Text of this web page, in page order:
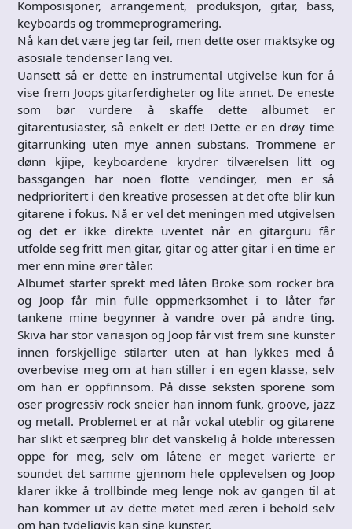
Komposisjoner, arrangement, produksjon, gitar, bass,
keyboards og trommeprogramering.
Nå kan det være jeg tar feil, men dette oser maktsyke og
asosiale tendenser lang vei.
Uansett så er dette en instrumental utgivelse kun for å
vise frem Joops gitarferdigheter og lite annet. De eneste
som bør vurdere å skaffe dette albumet er
gitarentusiaster, så enkelt er det! Dette er en drøy time
gitarrunking uten mye annen substans. Trommene er
dønn kjipe, keyboardene krydrer tilværelsen litt og
bassgangen har noen flotte vendinger, men er så
nedprioritert i den kreative prosessen at det ofte blir kun
gitarene i fokus. Nå er vel det meningen med utgivelsen
og det er ikke direkte uventet når en gitarguru får
utfolde seg fritt men gitar, gitar og atter gitar i en time er
mer enn mine ører tåler.
Albumet starter sprekt med låten Broke som rocker bra
og Joop får min fulle oppmerksomhet i to låter før
tankene mine begynner å vandre over på andre ting.
Skiva har stor variasjon og Joop får vist frem sine kunster
innen forskjellige stilarter uten at han lykkes med å
overbevise meg om at han stiller i en egen klasse, selv
om han er oppfinnsom. På disse seksten sporene som
oser progressiv rock sneier han innom funk, groove, jazz
og metall. Problemet er at når vokal uteblir og gitarene
har slikt et særpreg blir det vanskelig å holde interessen
oppe for meg, selv om låtene er meget varierte er
soundet det samme gjennom hele opplevelsen og Joop
klarer ikke å trollbinde meg lenge nok av gangen til at
han kommer ut av dette møtet med æren i behold selv
om han tydeligvis kan sine kunster.